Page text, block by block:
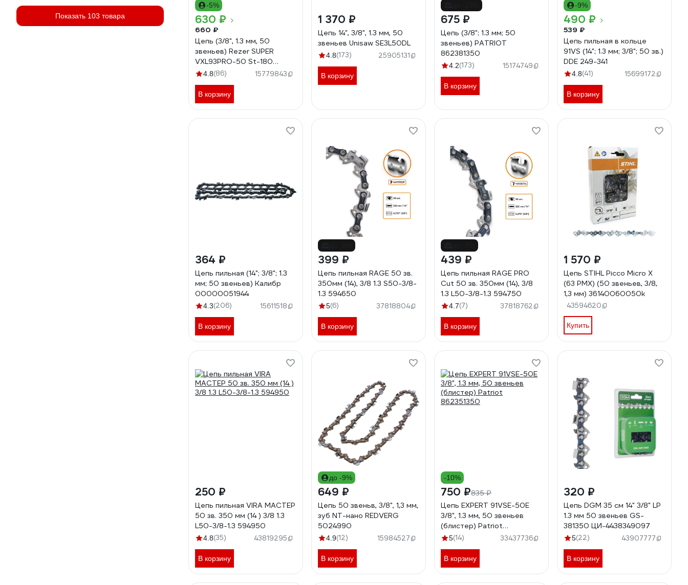
Показать 103 товара
-5%
630 ₽
660 ₽
Цепь (3/8", 1.3 мм, 50
звеньев) Rezer SUPER
VXL93PRO-50 St-180
03.025.00025
4.8(86) 15779843
В корзину
1 370 ₽
Цепь 14", 3/8", 1.3 мм, 50
звеньев Unisaw SE3L50DL
4.8(173) 25905131
В корзину
675 ₽
Цепь (3/8"; 1.3 мм; 50
звеньев) PATRIOT
862381350
4.2(173) 15174749
В корзину
-9%
490 ₽
539 ₽
Цепь пильная в кольце
91VS (14"; 1.3 мм; 3/8"; 50 зв.)
DDE 249-341
4.8(41) 15699172
В корзину
364 ₽
Цепь пильная (14"; 3/8"; 1.3
мм; 50 звеньев) Калибр
00000051944
4.3(206) 15611518
В корзину
399 ₽
Цепь пильная RAGE 50 зв.
350мм (14), 3/8 1.3 S50-3/8-
1.3 594650
5(6) 37818804
В корзину
439 ₽
Цепь пильная RAGE PRO
Cut 50 зв. 350мм (14), 3/8
1.3 L50-3/8-1.3 594750
4.7(7) 37818762
В корзину
1 570 ₽
Цепь STIHL Picco Micro X
(63 PMX) (50 звеньев, 3/8,
1,3 мм) 36140060050k
43594620
Купить
250 ₽
Цепь пильная VIRA МАСТЕР
50 зв. 350 мм (14 ) 3/8 1.3
L50-3/8-1.3 594950
4.8(35) 43819295
В корзину
до -9%
649 ₽
Цепь 50 звеньв, 3/8", 1,3 мм,
зуб NT-нано REDVERG
5024990
4.9(12) 15984527
В корзину
-10%
750 ₽835 ₽
Цепь EXPERT 91VSE-50E
3/8", 1.3 мм, 50 звеньев
(блистер) Patriot
862351350
5(14) 33437736
В корзину
320 ₽
Цепь DGM 35 см 14" 3/8" LP
1.3 мм 50 звеньев GS-
381350 ЦИ-4438349097
5(22) 43907777
В корзину